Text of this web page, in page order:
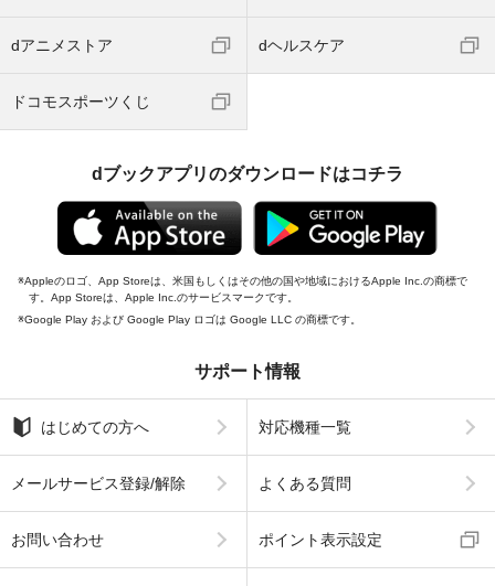
dアニメストア dヘルスケア
ドコモスポーツくじ
dブックアプリのダウンロードはコチラ
Appleのロゴ、App Storeは、米国もしくはその他の国や地域におけるApple Inc.の商標で
す。App Storeは、Apple Inc.のサービスマークです。
Google Play および Google Play ロゴは Google LLC の商標です。
サポート情報
はじめての方へ 対応機種一覧
メールサービス登録/解除 よくある質問
お問い合わせ ポイント表示設定